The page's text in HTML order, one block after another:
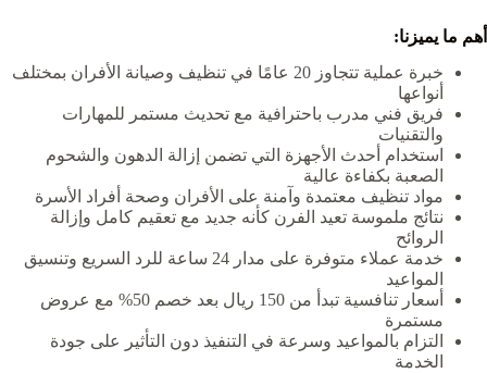
أهم ما يميزنا:
خبرة عملية تتجاوز 20 عامًا في تنظيف وصيانة الأفران بمختلف
أنواعها
فريق فني مدرب باحترافية مع تحديث مستمر للمهارات
والتقنيات
استخدام أحدث الأجهزة التي تضمن إزالة الدهون والشحوم
الصعبة بكفاءة عالية
مواد تنظيف معتمدة وآمنة على الأفران وصحة أفراد الأسرة
نتائج ملموسة تعيد الفرن كأنه جديد مع تعقيم كامل وإزالة
الروائح
خدمة عملاء متوفرة على مدار 24 ساعة للرد السريع وتنسيق
المواعيد
أسعار تنافسية تبدأ من 150 ريال بعد خصم 50% مع عروض
مستمرة
التزام بالمواعيد وسرعة في التنفيذ دون التأثير على جودة
الخدمة